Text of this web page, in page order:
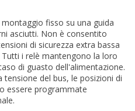
fisso su una guida
asciutti. Non è consentito
di sicurezza extra bassa
i relè mantengono la loro
di guasto dell'alimentazione.
del bus, le posizioni di
essere programmate